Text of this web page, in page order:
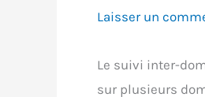
Laisser un
Le suivi inter-
sur plusieurs